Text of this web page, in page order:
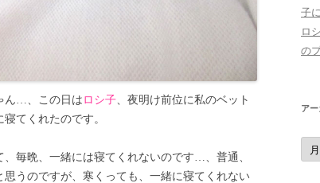
ん…、この日は ロシ子 、夜明け前位に私のベット
てくれたのです。
、毎晩、一緒には寝てくれないのです…、普通、
うのですが、寒くっても、一緒に寝てくれない
子
ロ
の
ア
ア
ー
カ